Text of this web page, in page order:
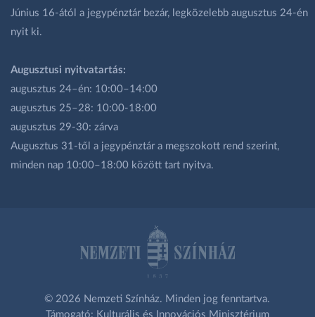
Június 16-ától a jegypénztár bezár, legközelebb augusztus 24-én
nyit ki.
Augusztusi nyitvatartás:
augusztus 24–én: 10:00–14:00
augusztus 25–28: 10:00-18:00
augusztus 29-30: zárva
Augusztus 31-től a jegypénztár a megszokott rend szerint,
minden nap 10:00–18:00 között tart nyitva.
© 2026 Nemzeti Színház. Minden jog fenntartva.
Támogató: Kulturális és Innovációs Minisztérium